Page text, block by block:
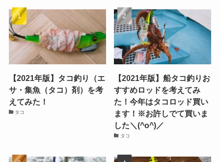
【2021年版】タコ釣り（エ
サ・集魚（タコ）剤）を考
えてみた！
タコ
【2021年版】船タコ釣りお
すすめロッドを考えてみ
た！今年はタコロッド買い
ます！※お許しでて買いま
した＼(^o^)／
タコ